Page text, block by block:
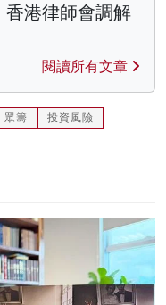
香港律師會調解
閱讀所有文章
眾籌 投資風險